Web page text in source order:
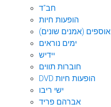
חב"ד
הופעות חיות
אוספים (אמנים שונים)
ימים נוראים
יידיש
חוברות תווים
DVD הופעות חיות
ישי ריבו
אברהם פריד